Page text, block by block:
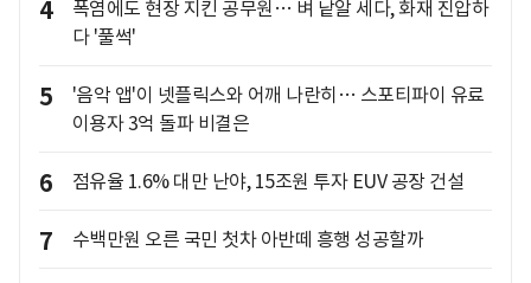
4
폭염에도 현장 지킨 공무원… 벼 낱알 세다, 화재 진압하
다 '풀썩'
5
'음악 앱'이 넷플릭스와 어깨 나란히… 스포티파이 유료
이용자 3억 돌파 비결은
6 점유율 1.6% 대만 난야, 15조원 투자 EUV 공장 건설
7 수백만원 오른 국민 첫차 아반떼 흥행 성공할까